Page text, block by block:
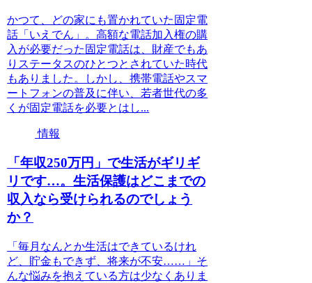
かつて、どの家にも置かれていた固定電
話「いえでん」。高額な電話加入権の購
入が必要だった固定電話は、財産でもあ
りステータスのひとつとされていた時代
もありました。しかし、携帯電話やスマ
ートフォンの普及に伴い、若者世代の多
くが固定電話を必要とはし...
情報
「年収250万円」で生活がギリギ
リです…。生活保護はどこまでの
収入なら受けられるのでしょう
か？
「毎月なんとか生活はできているけれ
ど、貯金もできず、将来が不安……」そ
んな悩みを抱えている方は少なくありま